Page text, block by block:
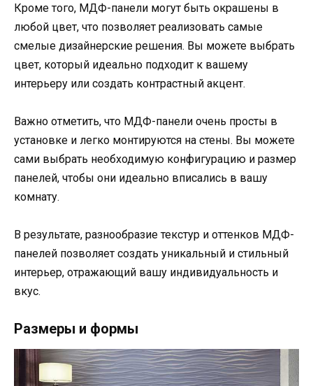
Кроме того, МДФ-панели могут быть окрашены в
любой цвет, что позволяет реализовать самые
смелые дизайнерские решения. Вы можете выбрать
цвет, который идеально подходит к вашему
интерьеру или создать контрастный акцент.
Важно отметить, что МДФ-панели очень просты в
установке и легко монтируются на стены. Вы можете
сами выбрать необходимую конфигурацию и размер
панелей, чтобы они идеально вписались в вашу
комнату.
В результате, разнообразие текстур и оттенков МДФ-
панелей позволяет создать уникальный и стильный
интерьер, отражающий вашу индивидуальность и
вкус.
Размеры и формы